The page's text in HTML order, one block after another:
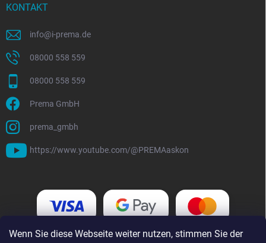
Wenn Sie diese Webseite weiter nutzen, stimmen Sie der
KONTAKT
info@i-prema.de
08000 558 559
08000 558 559
Prema GmbH
prema_gmbh
https://www.youtube.com/@PREMAaskon